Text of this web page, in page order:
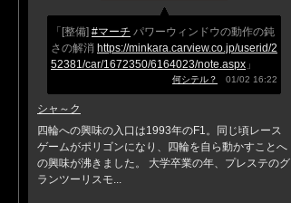
「[整備] #マーチ パワーウィンドウの動作の鈍
さの解消 https://minkara.carview.co.jp/userid/2
52381/car/1672350/6164023/note.aspx 」
何シテル？ 01/02 16:22
シャ～ク
四輪への興味の入口は1993年のF1。同じ頃レース
ゲームがポリゴンになり、四輪を自ら動かすことへ
の興味が沸きました。 大学卒業の年、プレステのグ
ランツーリスモ...